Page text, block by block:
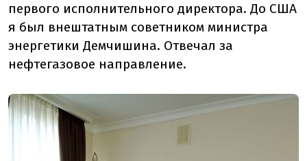
первого исполнительного директора. До США
я был внештатным советником министра
энергетики Демчишина. Отвечал за
нефтегазовое направление.